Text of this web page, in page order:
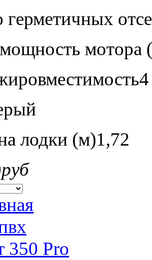
герметичных
мотора
4
лодки (м)1,72
руб